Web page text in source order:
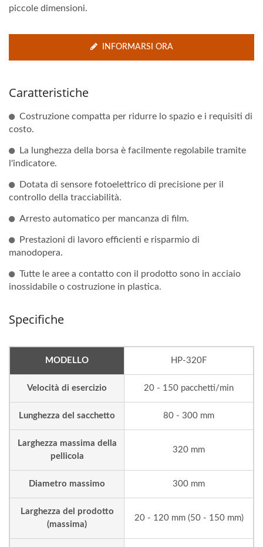
piccole dimensioni.
INFORMARSI ORA
Caratteristiche
Costruzione compatta per ridurre lo spazio e i requisiti di
costo.
La lunghezza della borsa è facilmente regolabile tramite
l'indicatore.
Dotata di sensore fotoelettrico di precisione per il
controllo della tracciabilità.
Arresto automatico per mancanza di film.
Prestazioni di lavoro efficienti e risparmio di
manodopera.
Tutte le aree a contatto con il prodotto sono in acciaio
inossidabile o costruzione in plastica.
Specifiche
MODELLO HP-320F
Velocità di esercizio 20 - 150 pacchetti/min
Lunghezza del sacchetto 80 - 300 mm
Larghezza massima della
pellicola
320 mm
Diametro massimo 300 mm
Larghezza del prodotto
(massima)
20 - 120 mm (50 - 150 mm)